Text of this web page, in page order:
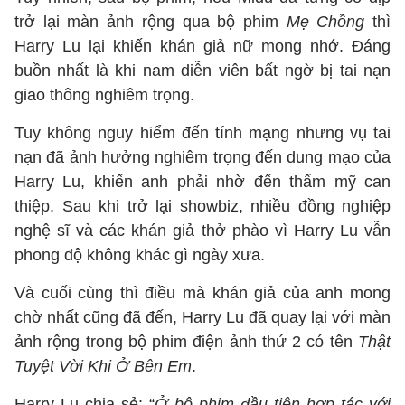
trở lại màn ảnh rộng qua bộ phim Mẹ Chồng thì
Harry Lu lại khiến khán giả nữ mong nhớ. Đáng
buồn nhất là khi nam diễn viên bất ngờ bị tai nạn
giao thông nghiêm trọng.
Tuy không nguy hiểm đến tính mạng nhưng vụ tai
nạn đã ảnh hưởng nghiêm trọng đến dung mạo của
Harry Lu, khiến anh phải nhờ đến thẩm mỹ can
thiệp. Sau khi trở lại showbiz, nhiều đồng nghiệp
nghệ sĩ và các khán giả thở phào vì Harry Lu vẫn
phong độ không khác gì ngày xưa.
Và cuối cùng thì điều mà khán giả của anh mong
chờ nhất cũng đã đến, Harry Lu đã quay lại với màn
ảnh rộng trong bộ phim điện ảnh thứ 2 có tên Thật
Tuyệt Vời Khi Ở Bên Em.